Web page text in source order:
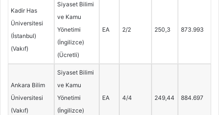
Kadir Has
Üniversitesi
(İstanbul)
(Vakıf)
Siyaset Bilimi
ve Kamu
Yönetimi
(İngilizce)
(Ücretli)
EA 2/2 250,3 873.993
Ankara Bilim
Üniversitesi
(Vakıf)
Siyaset Bilimi
ve Kamu
Yönetimi
(İngilizce)
EA 4/4 249,44 884.697